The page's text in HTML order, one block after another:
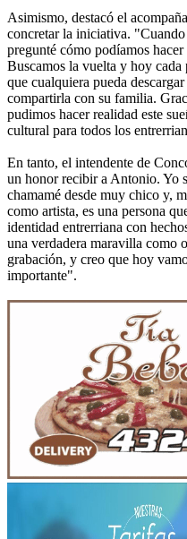
Asimismo, destacó el
concretar la iniciativa.
pregunté cómo podíamos
Buscamos la vuelta y hoy
que cualquiera pueda
compartirla con su familia.
pudimos hacer realidad este
cultural para todos los
En tanto, el intendente de
un honor recibir a Antonio. Yo
chamamé desde muy chico y,
como artista, es una persona
identidad entrerriana con
una verdadera maravilla como
grabación, y creo que hoy
importante".